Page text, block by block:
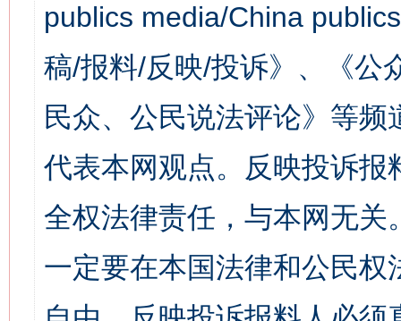
publics media/China
稿/报料/反映/投诉》、《公
民众、公民说法评论》等
代表本网观点。反映投诉
全权法律责任，与本网无
一定要在本国法律和公民